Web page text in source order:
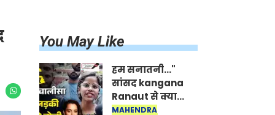
You May Like
हम सनातनी..."
सांसद kangana
Ranaut से क्या
बोली लड़की? Viral
MAHENDRA